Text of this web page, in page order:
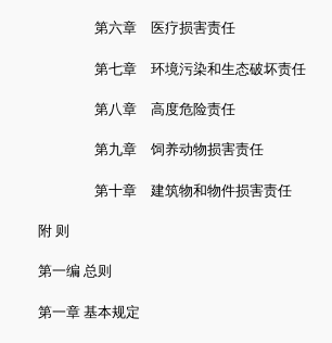
第六章 医疗损害责任
第七章 环境污染和生态破坏责任
第八章 高度危险责任
第九章 饲养动物损害责任
第十章 建筑物和物件损害责任
附 则
第一编 总则
第一章 基本规定